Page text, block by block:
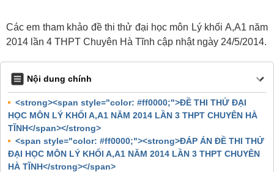
Các em tham khảo đề thi thử đại học môn Lý khối A,A1 năm
2014 lần 4 THPT Chuyên Hà Tĩnh cập nhật ngày 24/5/2014.
Nội dung chính
<strong><span style="color: #ff0000;">ĐỀ THI THỬ ĐẠI
HỌC MÔN LÝ KHỐI A,A1 NĂM 2014 LẦN 3 THPT CHUYÊN HÀ
TĨNH</span></strong>
<span style="color: #ff0000;"><strong>ĐÁP ÁN ĐỀ THI THỬ
ĐẠI HỌC MÔN LÝ KHỐI A,A1 NĂM 2014 LẦN 3 THPT CHUYÊN
HÀ TĨNH</strong></span>